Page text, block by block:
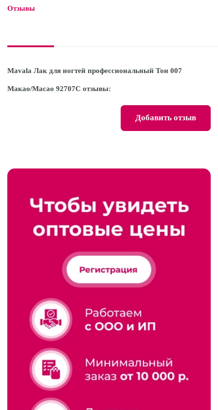
Отзывы
Mavala Лак для ногтей профессиональный Тон 007
Макао/Macao 92707C отзывы:
Добавить отзыв